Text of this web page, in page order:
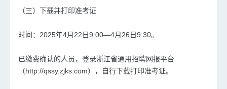
（三）下载并打印准考证
时间：2025年4月22日9:00—4月26日9:30。
已缴费确认的人员，登录浙江省通用招聘网报平台
（http://qssy.zjks.com），自行下载打印准考证。